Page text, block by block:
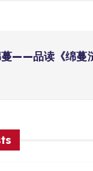
蔓——品读《绵蔓